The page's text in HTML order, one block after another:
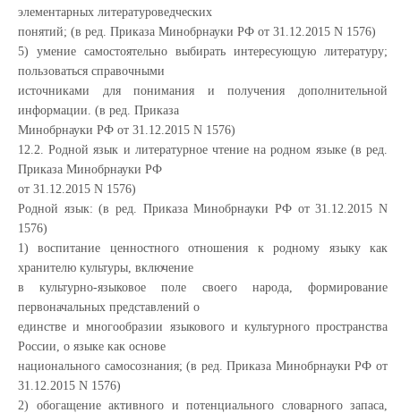
элементарных литературоведческих
понятий; (в ред. Приказа Минобрнауки РФ от 31.12.2015 N 1576)
5) умение самостоятельно выбирать интересующую литературу;
пользоваться справочными
источниками для понимания и получения дополнительной
информации. (в ред. Приказа
Минобрнауки РФ от 31.12.2015 N 1576)
12.2. Родной язык и литературное чтение на родном языке (в ред.
Приказа Минобрнауки РФ
от 31.12.2015 N 1576)
Родной язык: (в ред. Приказа Минобрнауки РФ от 31.12.2015 N
1576)
1) воспитание ценностного отношения к родному языку как
хранителю культуры, включение
в культурно-языковое поле своего народа, формирование
первоначальных представлений о
единстве и многообразии языкового и культурного пространства
России, о языке как основе
национального самосознания; (в ред. Приказа Минобрнауки РФ от
31.12.2015 N 1576)
2) обогащение активного и потенциального словарного запаса,